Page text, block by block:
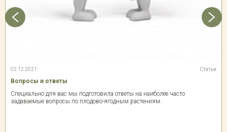
02.12.2021 Статьи
Вопросы и ответы
Специально для вас мы подготовила ответы на наиболее часто
задаваемые вопросы по плодово-ягодным растениям.